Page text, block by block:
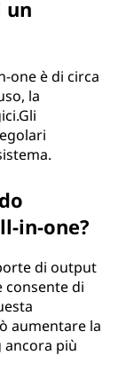
un
one è di circa
la
in-one?
di output
consente di
aumentare la
più